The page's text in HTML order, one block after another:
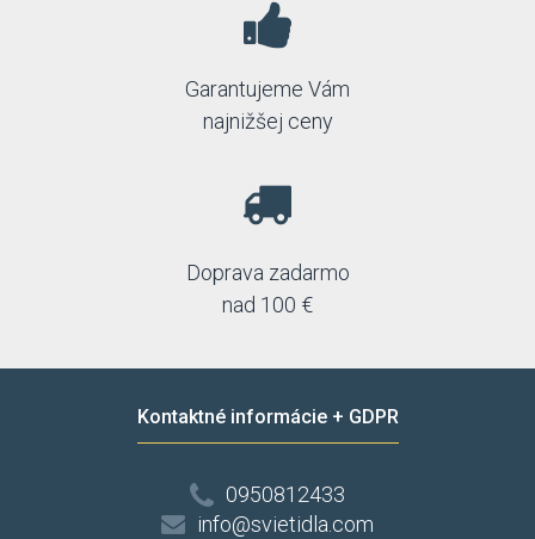
Garantujeme Vám
najnižšej ceny
Doprava zadarmo
nad 100 €
Kontaktné informácie + GDPR
0950812433
info@svietidla.com